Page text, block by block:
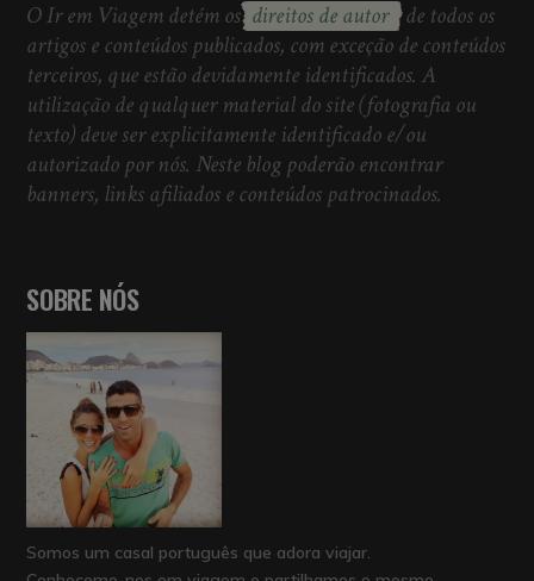
O Ir em Viagem detém os direitos de autor de todos os
artigos e conteúdos publicados, com exceção de conteúdos
terceiros, que estão devidamente identificados. A
utilização de qualquer material do site (fotografia ou
texto) deve ser explicitamente identificado e/ou
autorizado por nós. Neste blog poderão encontrar
banners, links afiliados e conteúdos patrocinados.
SOBRE NÓS
Somos um casal português que adora viajar.